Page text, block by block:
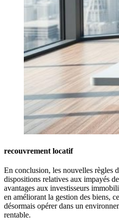
recouvrement locatif
En conclusion, les nouvelles règles
dispositions relatives aux impayés
avantages aux investisseurs
en améliorant la gestion des biens,
désormais opérer dans un
rentable.